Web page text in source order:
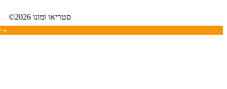
©2026 סטריאו ומונו
»